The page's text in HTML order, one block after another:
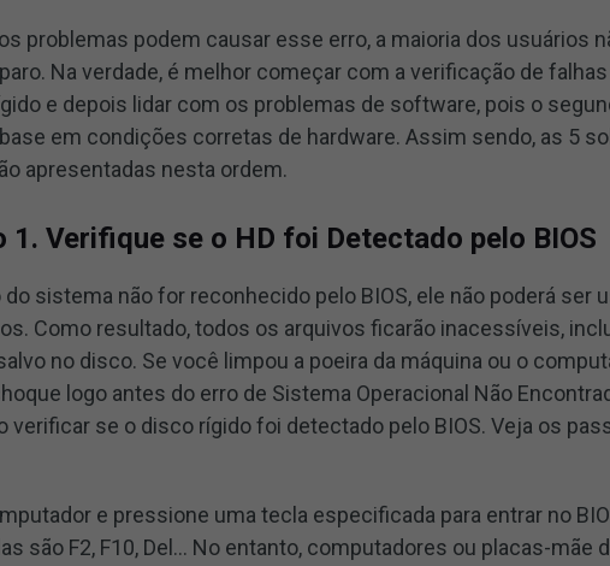
problemas podem causar esse erro, a maioria dos usuários
Na verdade, é melhor começar com a verificação de
e depois lidar com os problemas de software, pois o
em condições corretas de hardware. Assim sendo, as 5
apresentadas nesta ordem.
1. Verifique se o HD foi Detectado pelo BIOS
do sistema não for reconhecido pelo BIOS, ele não poderá ser
Como resultado, todos os arquivos ficarão inacessíveis,
no disco. Se você limpou a poeira da máquina ou o
logo antes do erro de Sistema Operacional Não
verificar se o disco rígido foi detectado pelo BIOS. Veja os
e pressione uma tecla especificada para entrar no
são F2, F10, Del… No entanto, computadores ou placas-mãe